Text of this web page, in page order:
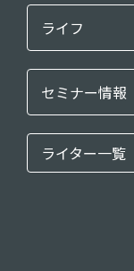
ライフ
セミナー情報
ライター一覧